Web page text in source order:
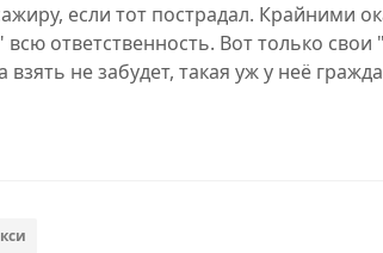
если тот пострадал. Крайними
ответственность. Вот только свои
взять не забудет, такая уж у неё